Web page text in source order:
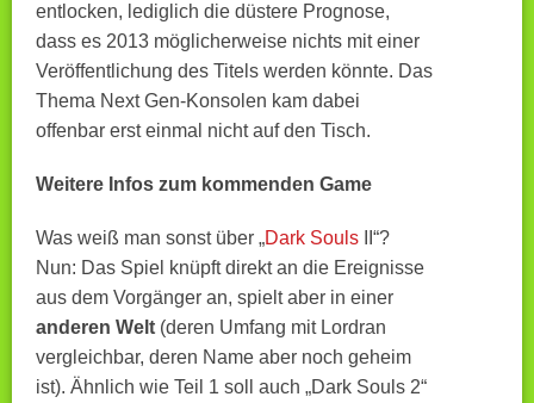
entlocken, lediglich die düstere Prognose,
dass es 2013 möglicherweise nichts mit einer
Veröffentlichung des Titels werden könnte. Das
Thema Next Gen-Konsolen kam dabei
offenbar erst einmal nicht auf den Tisch.
Weitere Infos zum kommenden Game
Was weiß man sonst über „Dark Souls II“?
Nun: Das Spiel knüpft direkt an die Ereignisse
aus dem Vorgänger an, spielt aber in einer
anderen Welt (deren Umfang mit Lordran
vergleichbar, deren Name aber noch geheim
ist). Ähnlich wie Teil 1 soll auch „Dark Souls 2“